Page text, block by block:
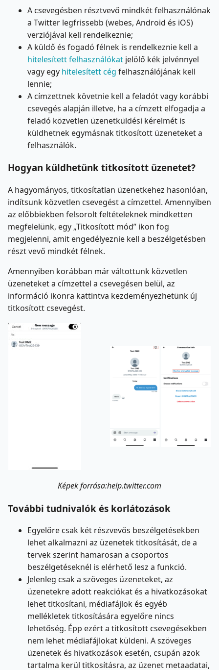
A csevegésben résztvevő mindkét felhasználónak
a Twitter legfrissebb (webes, Android és iOS)
verziójával kell rendelkeznie;
A küldő és fogadó félnek is rendelkeznie kell a
hitelesített felhasználókat jelölő kék jelvénnyel
vagy egy hitelesített cég felhasználójának kell
lennie;
A címzettnek követnie kell a feladót vagy korábbi
csevegés alapján illetve, ha a címzett elfogadja a
feladó közvetlen üzenetküldési kérelmét is
küldhetnek egymásnak titkosított üzeneteket a
felhasználók.
Hogyan küldhetünk titkosított üzenetet?
A hagyományos, titkosítatlan üzenetkehez hasonlóan,
indítsunk közvetlen csevegést a címzettel. Amennyiben
az előbbiekben felsorolt feltételeknek mindketten
megfelelünk, egy „Titkosított mód” ikon fog
megjelenni, amit engedélyeznie kell a beszélgetésben
részt vevő mindkét félnek.
Amennyiben korábban már váltottunk közvetlen
üzeneteket a címzettel a csevegésen belül, az
információ ikonra kattintva kezdeményezhetünk új
titkosított csevegést.
Képek forrása:help.twitter.com
További tudnivalók és korlátozások
Egyelőre csak két részvevős beszélgetésekben
lehet alkalmazni az üzenetek titkosítását, de a
tervek szerint hamarosan a csoportos
beszélgetéseknél is elérhető lesz a funkció.
Jelenleg csak a szöveges üzeneteket, az
üzenetekre adott reakciókat és a hivatkozásokat
lehet titkosítani, médiafájlok és egyéb
mellékletek titkosítására egyelőre nincs
lehetőség. Épp ezért a titkosított csevegésekben
nem lehet médiafájlokat küldeni. A szöveges
üzenetek és hivatkozások esetén, csupán azok
tartalma kerül titkosításra, az üzenet metaadatai,